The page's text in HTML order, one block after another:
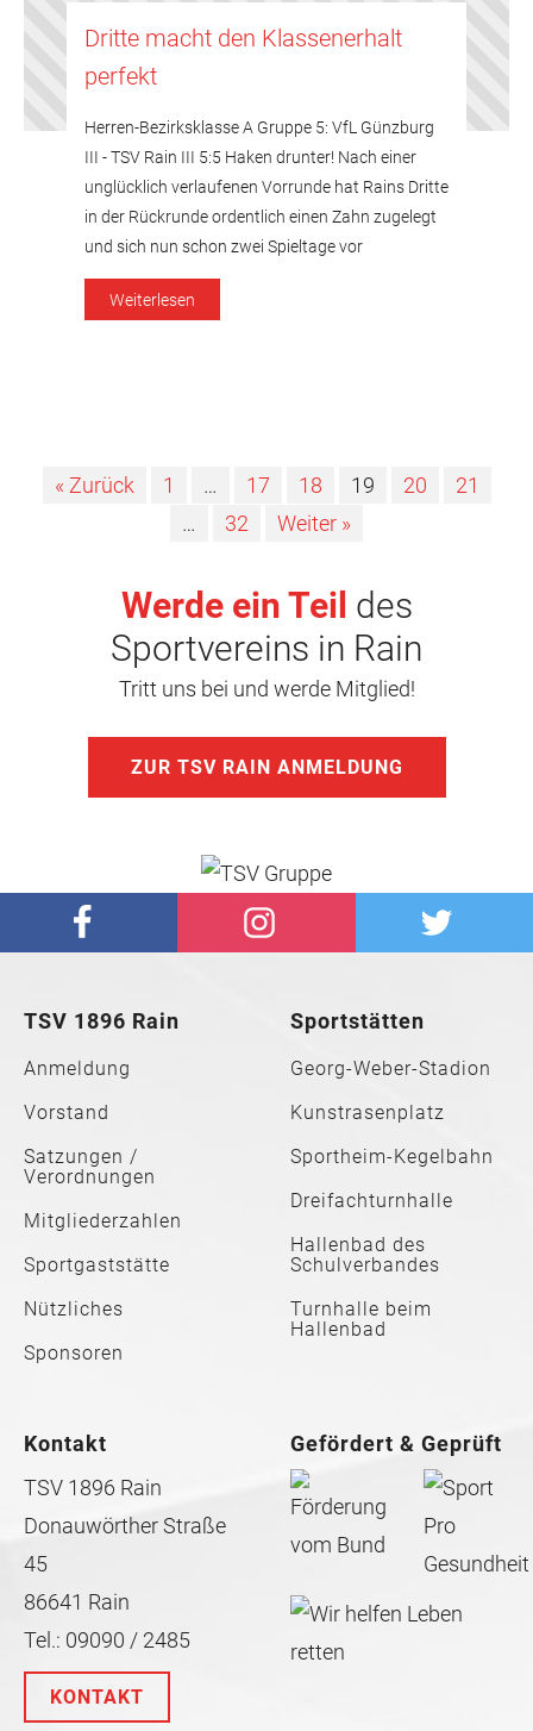
Dritte macht den Klassenerhalt
perfekt
Herren-Bezirksklasse A Gruppe 5: VfL Günzburg
III - TSV Rain III 5:5 Haken drunter! Nach einer
unglücklich verlaufenen Vorrunde hat Rains Dritte
in der Rückrunde ordentlich einen Zahn zugelegt
und sich nun schon zwei Spieltage vor
Saisonende den Klassenerhalt endgültig
gesichert. Bis es beim VfL Günzburg III soweit
Weiterlesen
« Zurück 1 … 17 18 19 20
21
…
32 Weiter »
Werde ein Teil des
Sportvereins in Rain
Tritt uns bei und werde Mitglied!
ZUR TSV RAIN ANMELDUNG
TSV 1896 Rain
Anmeldung
Vorstand
Satzungen /
Verordnungen
Mitgliederzahlen
Sportgaststätte
Nützliches
Sponsoren
Sportstätten
Georg-Weber-Stadion
Kunstrasenplatz
Sportheim-Kegelbahn
Dreifachturnhalle
Hallenbad des
Schulverbandes
Turnhalle beim
Hallenbad
Kontakt
TSV 1896 Rain
Donauwörther Straße
45
86641 Rain
Tel.: 09090 / 2485
KONTAKT
Gefördert & Geprüft